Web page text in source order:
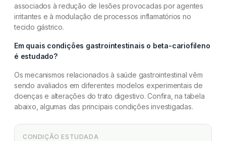
associados à redução de lesões provocadas por agentes
irritantes e à modulação de processos inflamatórios no
tecido gástrico.
Em quais condições gastrointestinais o beta-cariofileno
é estudado?
Os mecanismos relacionados à saúde gastrointestinal vêm
sendo avaliados em diferentes modelos experimentais de
doenças e alterações do trato digestivo. Confira, na tabela
abaixo, algumas das principais condições investigadas.
CONDIÇÃO ESTUDADA